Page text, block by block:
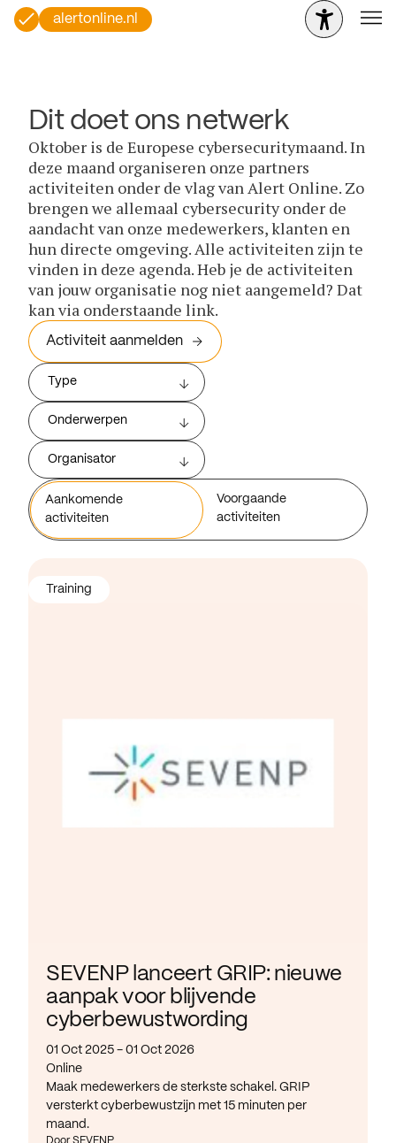
alertonline.nl
Dit doet ons netwerk
Oktober is de Europese cybersecuritymaand. In
deze maand organiseren onze partners
activiteiten onder de vlag van Alert Online. Zo
brengen we allemaal cybersecurity onder de
aandacht van onze medewerkers, klanten en
hun directe omgeving. Alle activiteiten zijn te
vinden in deze agenda. Heb je de activiteiten
van jouw organisatie nog niet aangemeld? Dat
kan via onderstaande link.
Activiteit aanmelden
Type
Onderwerpen
Organisator
Aankomende
activiteiten
Voorgaande
activiteiten
SEVENP lanceert GRIP: nieuwe
aanpak voor blijvende
cyberbewustwording
01 Oct 2025 - 01 Oct 2026
Online
Maak medewerkers de sterkste schakel. GRIP
versterkt cyberbewustzijn met 15 minuten per
maand.
Door SEVENP
Training